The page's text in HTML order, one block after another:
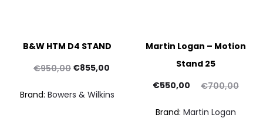
B&W HTM D4 STAND
€950,00 Il
€855,00
Brand: Bowers & Wilkins
Martin Logan – Motion
Stand 25
€700,00
Il
€550,00
Brand: Martin Logan